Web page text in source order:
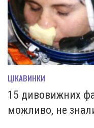
ЦІКАВИНКИ
15 дивовижних
можливо, не